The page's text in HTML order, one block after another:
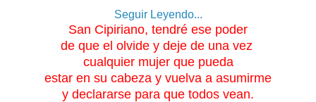
Seguir Leyendo...
San Cipiriano, tendré ese poder
de que el olvide y deje de una vez
cualquier mujer que pueda
estar en su cabeza y vuelva a asumirme
y declararse para que todos vean.